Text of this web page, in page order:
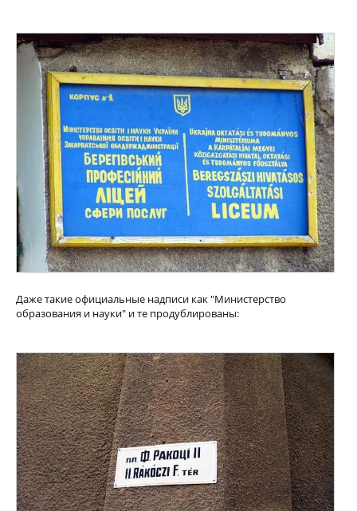
Даже такие официальные надписи как "Министерство
образования и науки" и те продублированы: